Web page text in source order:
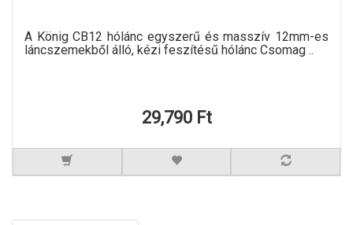
A König CB12 hólánc egyszerű és masszív 12mm-es
láncszemekből álló, kézi feszítésű hólánc Csomag ..
29,790 Ft